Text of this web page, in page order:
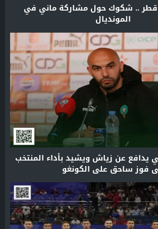
قطر .. شكوك حول مشاركة ماني في
المونديال
يدافع عن زياش ويشيد بأداء المنتخب
فوز ساحق على الكونغو